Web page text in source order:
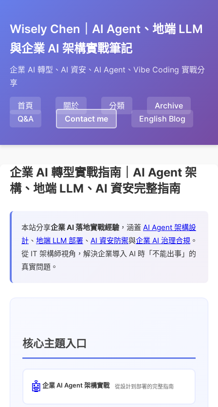
Wisely Chen｜AI Agent、地端 LLM
與企業 AI 架構實戰筆記
企業 AI 轉型、AI 資安、AI Agent、Vibe Coding 實戰分
享
首頁 關於 分類
Archive
Q&A
Contact me English Blog
企業 AI 轉型實戰指南｜AI Agent 架
構、地端 LLM、AI 資安完整指南
本站分享企業 AI 落地實戰經驗 ，涵蓋 AI Agent 架構設
計 、 地端 LLM 部署 、 AI 資安防禦與企業 AI 治理合規 。
從 IT 架構師視角，解決企業導入 AI 時「不能出事」的
真實問題。
核心主題入口
🤖 企業 AI Agent 架構實戰 從設計到部署的完整指南